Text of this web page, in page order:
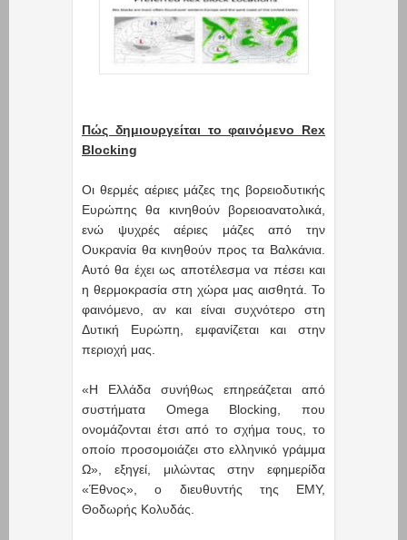
Πώς δημιουργείται το φαινόμενο Rex
Blocking
Οι θερμές αέριες μάζες της βορειοδυτικής
Ευρώπης θα κινηθούν βορειοανατολικά,
ενώ ψυχρές αέριες μάζες από την
Ουκρανία θα κινηθούν προς τα Βαλκάνια.
Αυτό θα έχει ως αποτέλεσμα να πέσει και
η θερμοκρασία στη χώρα μας αισθητά. Το
φαινόμενο, αν και είναι συχνότερο στη
Δυτική Ευρώπη, εμφανίζεται και στην
περιοχή μας.
«Η Ελλάδα συνήθως επηρεάζεται από
συστήματα Omega Blocking, που
ονομάζονται έτσι από το σχήμα τους, το
οποίο προσομοιάζει στο ελληνικό γράμμα
Ω», εξηγεί, μιλώντας στην εφημερίδα
«Έθνος», ο διευθυντής της ΕΜΥ,
Θοδωρής Κολυδάς.